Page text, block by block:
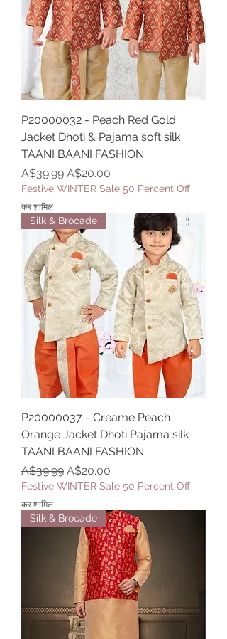
P20000032 - Peach Red Gold
Jacket Dhoti & Pajama soft silk
TAANI BAANI FASHION
नियमित मूल्य
A$39.99 बिक्री मूल्य
A$20.00
Festive WINTER Sale 50 Percent Off
कर शामिल
Silk & Brocade
P20000037 - Creame Peach
Orange Jacket Dhoti Pajama silk
TAANI BAANI FASHION
नियमित मूल्य
A$39.99 बिक्री मूल्य
A$20.00
Festive WINTER Sale 50 Percent Off
कर शामिल
Silk & Brocade